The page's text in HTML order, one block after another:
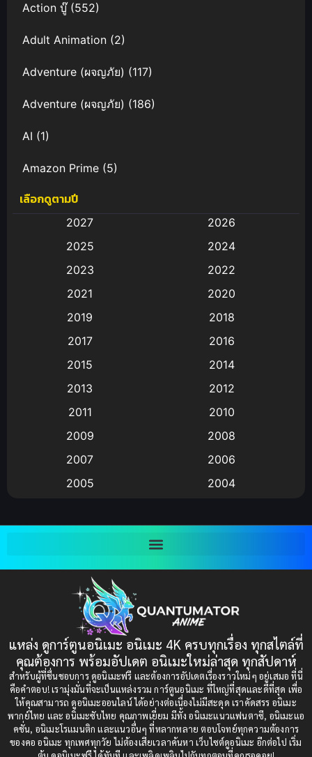
Action บู๊(552)
Adult Animation (2)
Adventure (ผจญภัย) (117)
Adventure (ผจญภัย) (186)
AI (1)
Amazon Prime (5)
Anal (ประตูหลัง)
Animation การ์ตูน
Animation อนิเมะ
Animation แอนิเมชัน
(9)
Big tits (นมใหญ่)
Bitch (ผู้หญิงร่าน)
Bondage (ทาส)(1)
(1)
Censored (เซ็นเซอร์)(19)
Comedy (ตลก)(235)
Comedy (ตลก)(85)
Comic Book การ์ตูน(1)
เลือกดูตามปี
2027
2026
2025
2024
2023
2022
2021
2020
2019
2018
2017
2016
2015
2014
2013
2012
2011
2010
2009
2008
2007
2006
2005
2004
1997
1993
1991
1989
1988
1987
1985
1984
1983
1982
1981
1980
1979
แหล่ง ดูการ์ตูนอนิเมะ อนิเมะ 4K ครบทุกเรื่อง ทุกสไตล์ที่
คุณต้องการ พร้อมอัปเดต อนิเมะใหม่ล่าสุด ทุกสัปดาห์
สำหรับผู้ที่ชื่นชอบการ ดูอนิเมะฟรี และต้องการอัปเดตเรื่องราวใหม่ๆ อยู่เสมอ ที่นี่
คือคำตอบ! เรามุ่งมั่นที่จะเป็นแหล่งรวม การ์ตูนอนิเมะ ที่ใหญ่ที่สุดและดีที่สุด เพื่อ
ให้คุณสามารถ ดูอนิเมะออนไลน์ ได้อย่างต่อเนื่องไม่มีสะดุด เราคัดสรร อนิเมะ
พากย์ไทย และ อนิเมะซับไทย คุณภาพเยี่ยม มีทั้ง อนิเมะแนวแฟนตาซี, อนิเมะแอ
คชั่น, อนิเมะโรแมนติก และแนวอื่นๆ ที่หลากหลาย ตอบโจทย์ทุกความต้องการ
ของคอ อนิเมะ ทุกเพศทุกวัย ไม่ต้องเสียเวลาค้นหา เว็บไซต์ดูอนิเมะ อีกต่อไป เริ่ม